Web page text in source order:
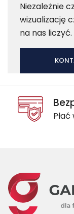
Niezależnie
wizualizację
na nas